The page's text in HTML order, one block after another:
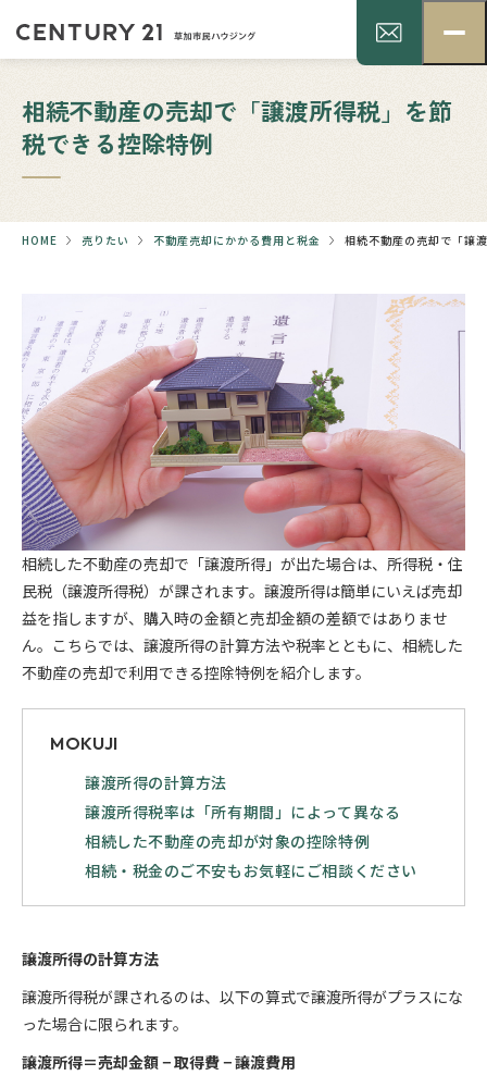
相続不動産の売却で「譲渡所得税」を節
税できる控除特例
HOME 売りたい 不動産売却にかかる費用と税金 相続不動産の売却で「譲
相続した不動産の売却で「譲渡所得」が出た場合は、所得税・住
民税（譲渡所得税）が課されます。譲渡所得は簡単にいえば売却
益を指しますが、購入時の金額と売却金額の差額ではありませ
ん。こちらでは、譲渡所得の計算方法や税率とともに、相続した
不動産の売却で利用できる控除特例を紹介します。
MOKUJI
譲渡所得の計算方法
譲渡所得税率は「所有期間」によって異なる
相続した不動産の売却が対象の控除特例
相続・税金のご不安もお気軽にご相談ください
譲渡所得の計算方法
譲渡所得税が課されるのは、以下の算式で譲渡所得がプラスにな
った場合に限られます。
譲渡所得＝売却金額 − 取得費 − 譲渡費用